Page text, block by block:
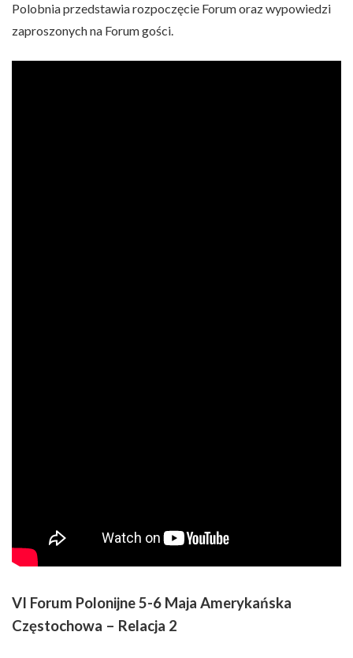
Polobnia przedstawia rozpoczęcie Forum oraz wypowiedzi
zaproszonych na Forum gości.
VI Forum Polonijne 5-6 Maja Amerykańska
Częstochowa – Relacja 2